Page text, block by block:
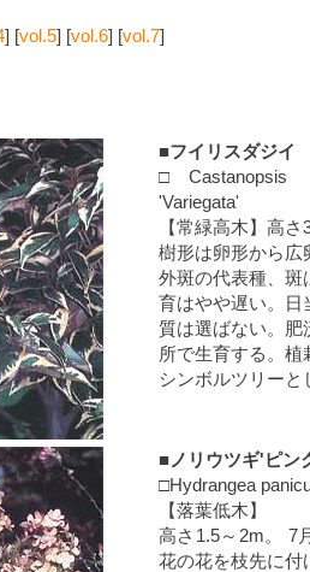
] [vol.5] [vol.6] [vol.7]
■フイリスダジイ
□Castanopsis
'Variegata'
【常緑高木】高
樹形は卵形から広
外斑の代表種、斑
育はやや遅い。日
質は選ばない。肥
所で生育する。
シンボルツリーと
■ノリウツギ'ピ
□Hydrangea
【落葉低木】
高さ1.5～2m。 7
花の花を枝先に付